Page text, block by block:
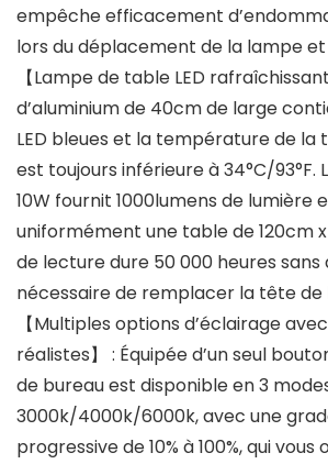
empêche efficacement
lors du déplacement de la lampe
【Lampe de table LED
d’aluminium de 40cm de large
LED bleues et la température de la
est toujours inférieure à 34°C/93°F.
10W fournit 1000lumens de lumière
uniformément une table de 120cm
de lecture dure 50 000 heures sans
nécessaire de remplacer la tête de
【Multiples options d’éclairage
réalistes】 : Équipée d’un seul
de bureau est disponible en 3
3000k/4000k/6000k, avec une
progressive de 10% à 100%, qui